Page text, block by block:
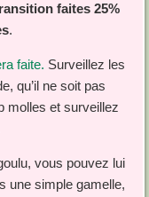
faites 25%
.
faite. Surveillez les
qu’il ne soit pas
molles et surveillez
vous pouvez lui
une simple gamelle,